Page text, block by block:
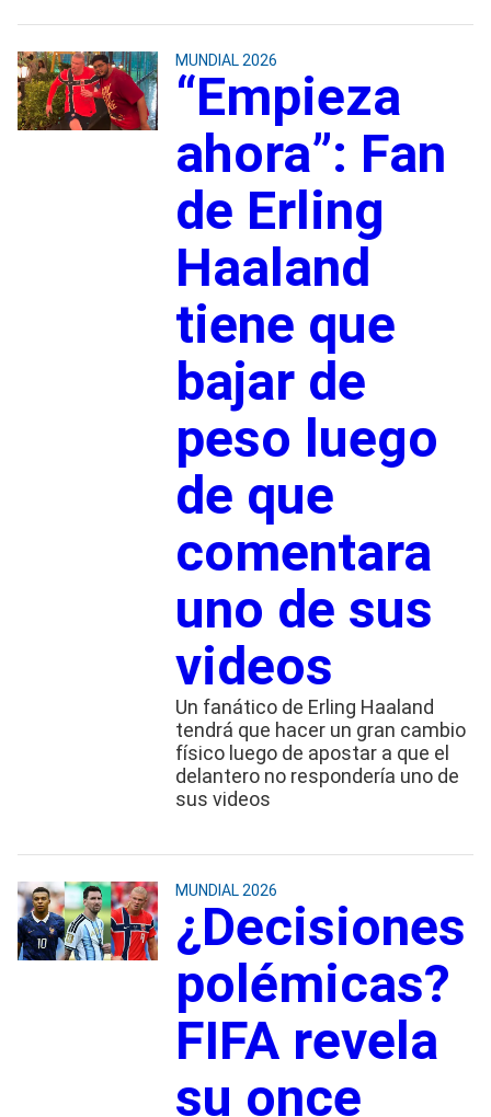
MUNDIAL 2026
“Empieza
ahora”: Fan
de Erling
Haaland
tiene que
bajar de
peso luego
de que
comentara
uno de sus
videos
Un fanático de Erling Haaland
tendrá que hacer un gran cambio
físico luego de apostar a que el
delantero no respondería uno de
sus videos
MUNDIAL 2026
¿Decisiones
polémicas?
FIFA revela
su once